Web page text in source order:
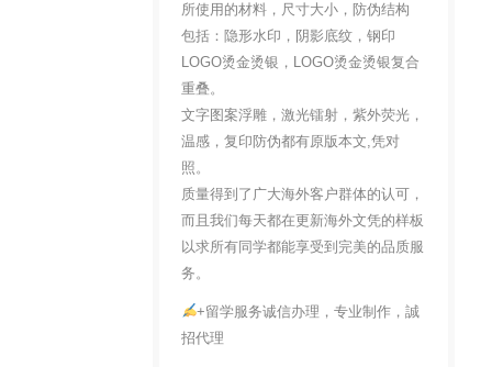
所使用的材料，尺寸大小，防伪结构
包括：隐形水印，阴影底纹，钢印
LOGO烫金烫银，LOGO烫金烫银复合
重叠。
文字图案浮雕，激光镭射，紫外荧光，
温感，复印防伪都有原版本文,凭对
照。
质量得到了广大海外客户群体的认可，
而且我们每天都在更新海外文凭的样板
以求所有同学都能享受到完美的品质服
务。
+留学服务诚信办理，专业制作，誠
招代理